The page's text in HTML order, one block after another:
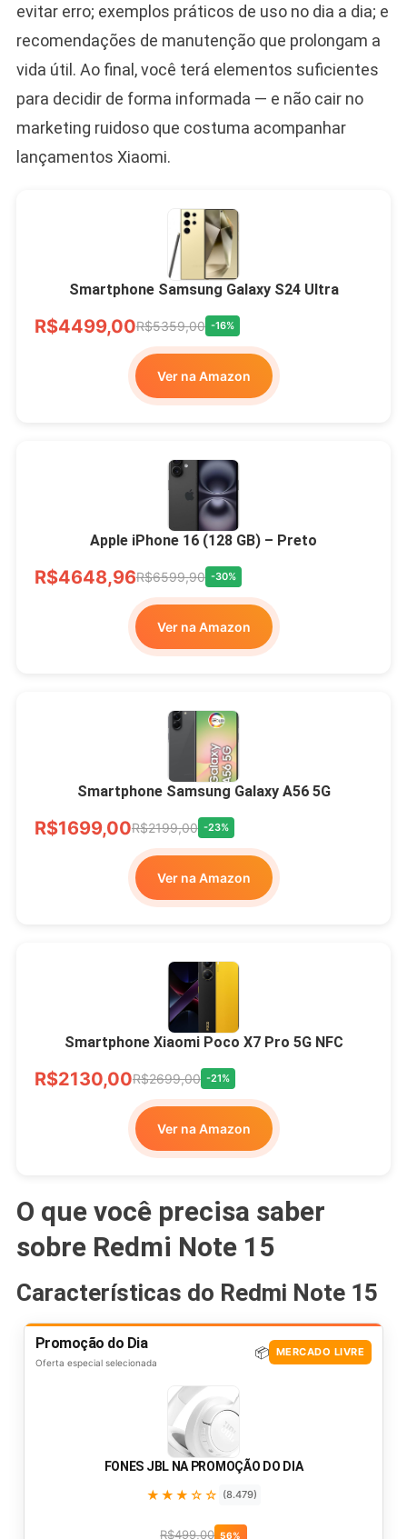
evitar erro; exemplos práticos de uso no dia a dia; e
recomendações de manutenção que prolongam a
vida útil. Ao final, você terá elementos suficientes
para decidir de forma informada — e não cair no
marketing ruidoso que costuma acompanhar
lançamentos Xiaomi.
Smartphone Samsung Galaxy S24 Ultra
R$4499,00R$5359,00 -16%
Ver na Amazon
Apple iPhone 16 (128 GB) – Preto
R$4648,96R$6599,90 -30%
Ver na Amazon
Smartphone Samsung Galaxy A56 5G
R$1699,00R$2199,00 -23%
Ver na Amazon
Smartphone Xiaomi Poco X7 Pro 5G NFC
R$2130,00R$2699,00 -21%
Ver na Amazon
O que você precisa saber
sobre Redmi Note 15
Características do Redmi Note 15
Promoção do Dia
Oferta especial selecionada
📦 MERCADO LIVRE
FONES JBL NA PROMOÇÃO DO DIA
★★★☆☆ (8.479)
R$499,00 56%